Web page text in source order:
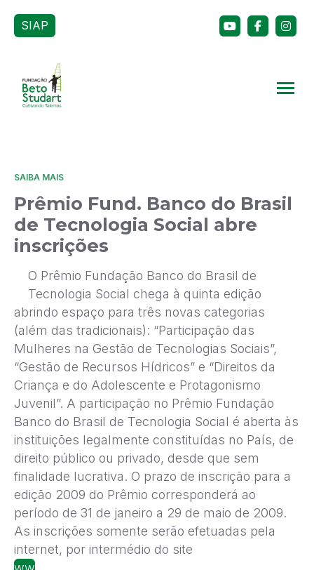
SIAP
SAIBA MAIS
Prêmio Fund. Banco do Brasil
de Tecnologia Social abre
inscrições
O Prêmio Fundação Banco do Brasil de
Tecnologia Social chega à quinta edição
abrindo espaço para três novas categorias
(além das tradicionais): “Participação das
Mulheres na Gestão de Tecnologias Sociais”,
“Gestão de Recursos Hídricos” e “Direitos da
Criança e do Adolescente e Protagonismo
Juvenil”. A participação no Prêmio Fundação
Banco do Brasil de Tecnologia Social é aberta às
instituições legalmente constituídas no País, de
direito público ou privado, desde que sem
finalidade lucrativa. O prazo de inscrição para a
edição 2009 do Prêmio corresponderá ao
período de 31 de janeiro a 29 de maio de 2009.
As inscrições somente serão efetuadas pela
internet, por intermédio do site